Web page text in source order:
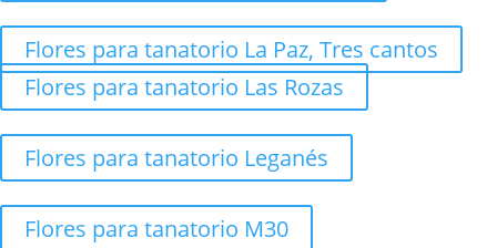
Flores para tanatorio La Paz, Tres cantos
Flores para tanatorio Las Rozas
Flores para tanatorio Leganés
Flores para tanatorio M30